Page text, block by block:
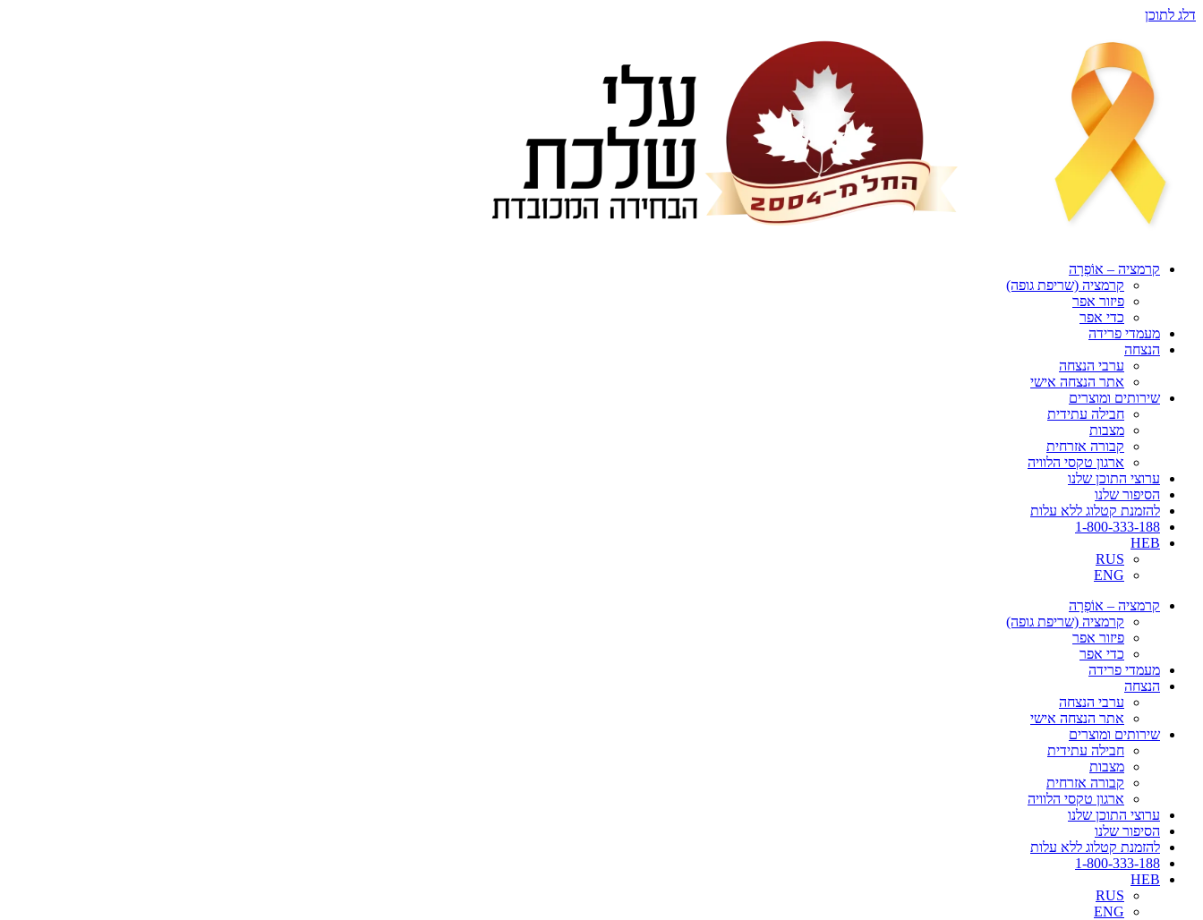
דלג לתוכן
קרמציה – אוֹפְרָה
קרמציה (שריפת גופה)
פיזור אפר
כדי אפר
מעמדי פרידה
הנצחה
ערבי הנצחה
אתר הנצחה אישי
שירותים ומוצרים
חבילה עתידית
מצבות
קבורה אזרחית
ארגון טקסי הלוויה
ערוצי התוכן שלנו
הסיפור שלנו
להזמנת קטלוג ללא עלות
1-800-333-188
HEB
RUS
ENG
קרמציה – אוֹפְרָה
קרמציה (שריפת גופה)
פיזור אפר
כדי אפר
מעמדי פרידה
הנצחה
ערבי הנצחה
אתר הנצחה אישי
שירותים ומוצרים
חבילה עתידית
מצבות
קבורה אזרחית
ארגון טקסי הלוויה
ערוצי התוכן שלנו
הסיפור שלנו
להזמנת קטלוג ללא עלות
1-800-333-188
HEB
RUS
ENG